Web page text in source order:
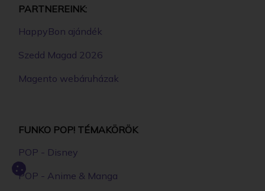
PARTNEREINK:
HappyBon ajándék
Szedd Magad 2026
Magento webáruházak
FUNKO POP! TÉMAKÖRÖK
POP - Disney
POP - Anime & Manga